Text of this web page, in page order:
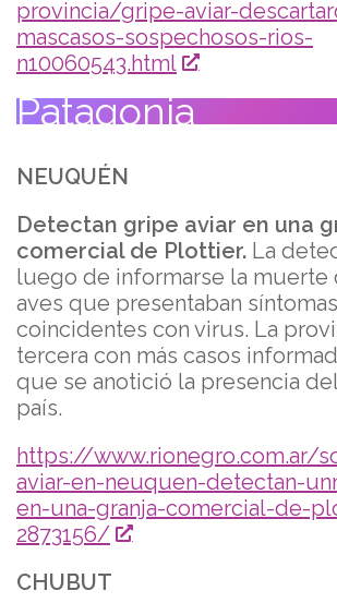
provincia/gripe-aviar-
mascasos-sospechosos-rios-
n10060543.html
Patagonia
NEUQUÉN
Detectan gripe aviar en una
comercial de Plottier. La
luego de informarse la muerte
aves que presentaban síntomas
coincidentes con virus. La
tercera con más casos
que se anotició la presencia
país.
https://www.rionegro.com.ar/
aviar-en-neuquen-detectan-
en-una-granja-comercial-de-
2873156/
CHUBUT